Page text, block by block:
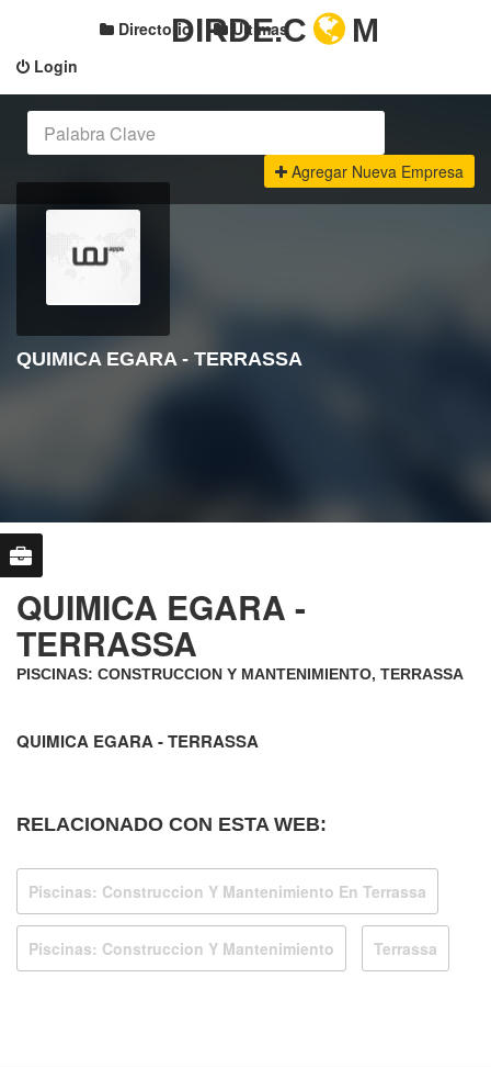
Login
Directorio Últimas
DIRDE.C M
Agregar Nueva Empresa
QUIMICA EGARA - TERRASSA
QUIMICA EGARA -
TERRASSA
PISCINAS: CONSTRUCCION Y MANTENIMIENTO, TERRASSA
QUIMICA EGARA - TERRASSA
RELACIONADO CON ESTA WEB:
Piscinas: Construccion Y Mantenimiento En Terrassa
Piscinas: Construccion Y Mantenimiento Terrassa